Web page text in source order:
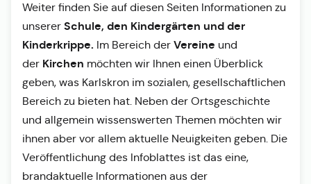
Weiter finden Sie auf diesen Seiten Informationen zu
unserer Schule, den Kindergärten und der
Kinderkrippe. Im Bereich der Vereine und
der Kirchen möchten wir Ihnen einen Überblick
geben, was Karlskron im sozialen, gesellschaftlichen
Bereich zu bieten hat. Neben der Ortsgeschichte
und allgemein wissenswerten Themen möchten wir
ihnen aber vor allem aktuelle Neuigkeiten geben. Die
Veröffentlichung des Infoblattes ist das eine,
brandaktuelle Informationen aus der